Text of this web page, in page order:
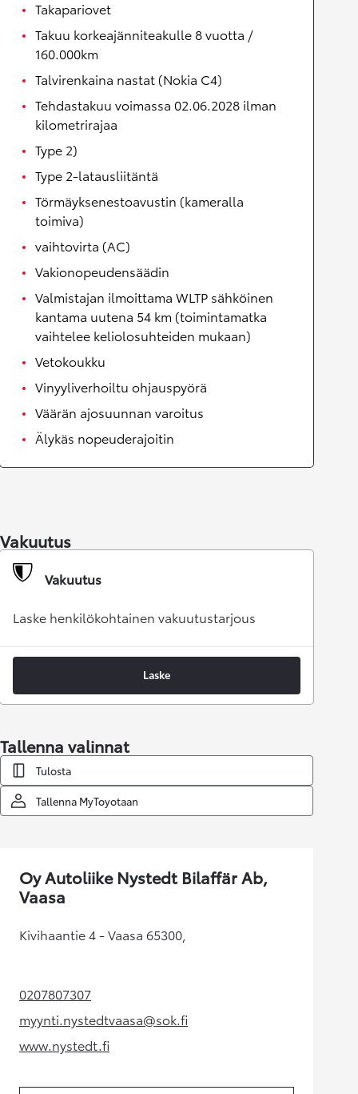
Takapariovet
Takuu korkeajänniteakulle 8 vuotta /
160.000km
Talvirenkaina nastat (Nokia C4)
Tehdastakuu voimassa 02.06.2028 ilman
kilometrirajaa
Type 2)
Type 2-latausliitäntä
Törmäyksenestoavustin (kameralla
toimiva)
vaihtovirta (AC)
Vakionopeudensäädin
Valmistajan ilmoittama WLTP sähköinen
kantama uutena 54 km (toimintamatka
vaihtelee keliolosuhteiden mukaan)
Vetokoukku
Vinyyliverhoiltu ohjauspyörä
Väärän ajosuunnan varoitus
Älykäs nopeuderajoitin
Vakuutus
Vakuutus
Laske henkilökohtainen vakuutustarjous
Laske
Tallenna valinnat
Tulosta
Tallenna MyToyotaan
Oy Autoliike Nystedt Bilaffär Ab,
Vaasa
Kivihaantie 4 - Vaasa 65300,
0207807307(Aukeaa uudessa välilehdessä)
myynti.nystedtvaasa@sok.fi(Aukeaa uudessa välilehdessä)
www.nystedt.fi(Aukeaa uudessa välilehdessä)